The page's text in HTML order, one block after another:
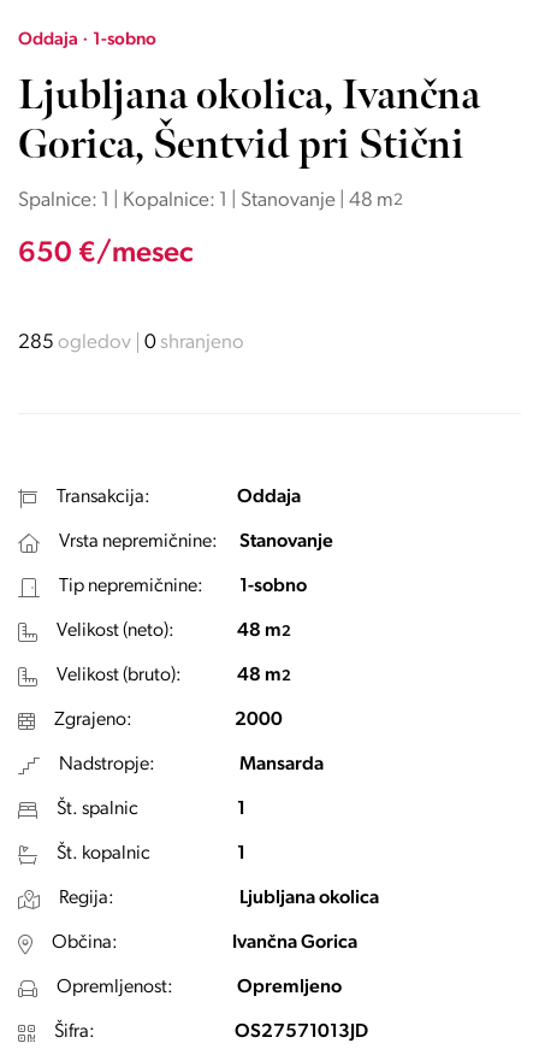
Oddaja · 1-sobno
Ljubljana okolica, Ivančna
Gorica, Šentvid pri Stični
Spalnice: 1 | Kopalnice: 1 | Stanovanje | 48 m2
650 €/mesec
285 ogledov 0shranjeno
Transakcija: Oddaja
Vrsta nepremičnine: Stanovanje
Tip nepremičnine: 1-sobno
Velikost (neto): 48 m2
Velikost (bruto): 48 m2
Zgrajeno: 2000
Nadstropje: Mansarda
Št. spalnic 1
Št. kopalnic 1
Regija: Ljubljana okolica
Občina: Ivančna Gorica
Opremljenost: Opremljeno
Šifra: OS27571013JD